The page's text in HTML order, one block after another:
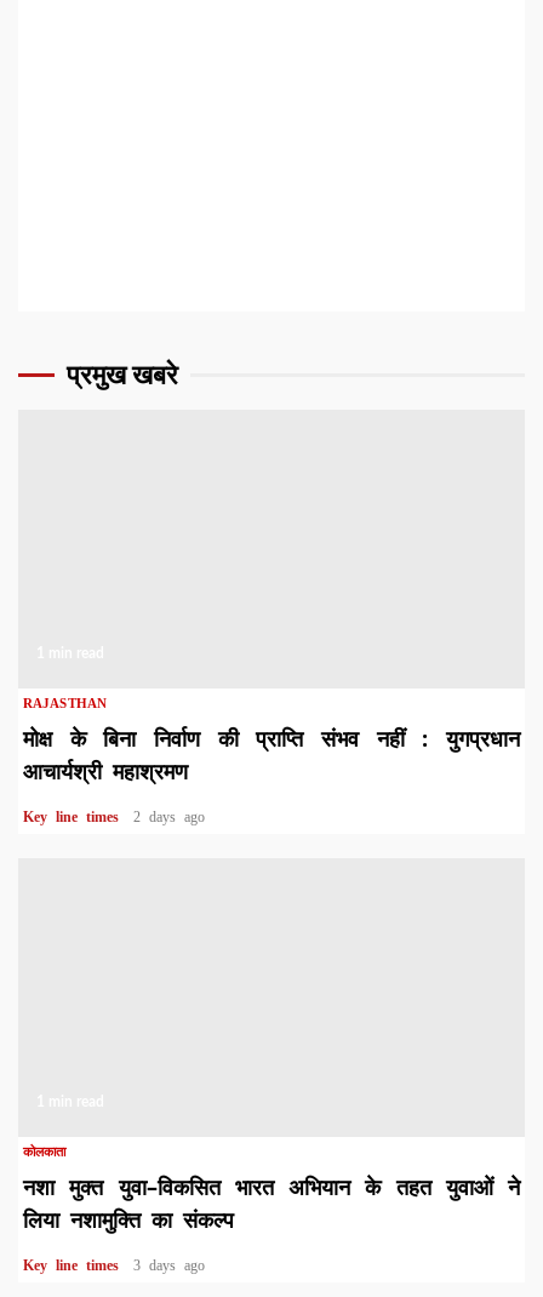
प्रमुख खबरे
RAJASTHAN
मोक्ष के बिना निर्वाण की प्राप्ति संभव नहीं : युगप्रधान
आचार्यश्री महाश्रमण
Key line times 2 days ago
कोलकाता
नशा मुक्त युवा–विकसित भारत अभियान के तहत युवाओं ने
लिया नशामुक्ति का संकल्प
Key line times 3 days ago